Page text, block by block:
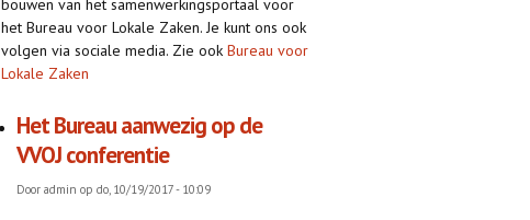
bouwen van het samenwerkingsportaal voor
het Bureau voor Lokale Zaken. Je kunt ons ook
volgen via sociale media. Zie ook Bureau voor
Lokale Zaken
Het Bureau aanwezig op de
VVOJ conferentie
Door admin op do, 10/19/2017 - 10:09